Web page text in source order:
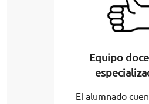
Equipo
El alumnado